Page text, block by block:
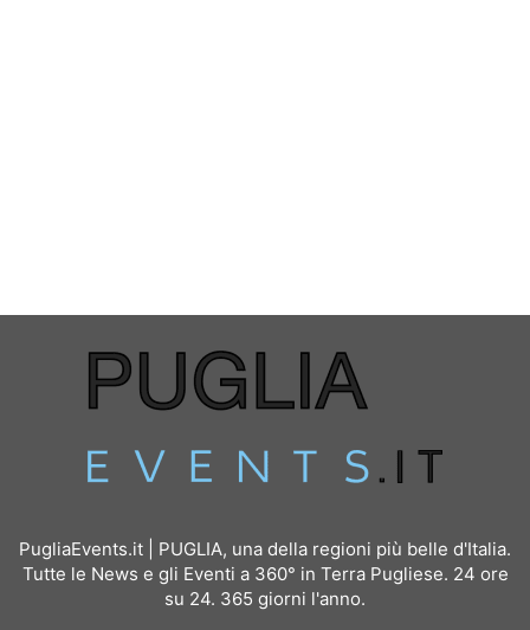
PugliaEvents.it | PUGLIA, una della regioni più belle d'Italia.
Tutte le News e gli Eventi a 360° in Terra Pugliese. 24 ore
su 24. 365 giorni l'anno.